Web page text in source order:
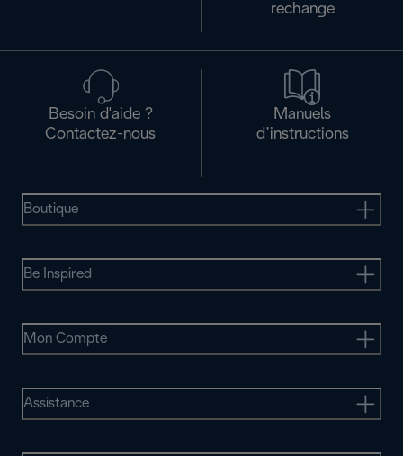
rechange
Besoin d'aide ?
Contactez-nous
Manuels
d’instructions
Boutique
Be Inspired
Mon Compte
Assistance